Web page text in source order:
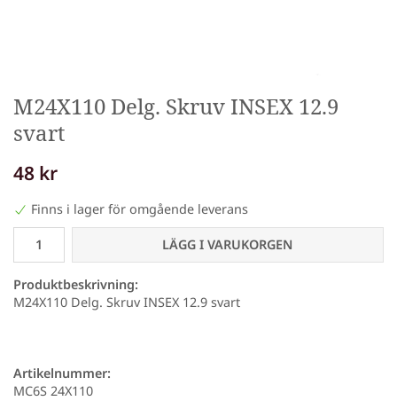
M24X110 Delg. Skruv INSEX 12.9
svart
48 kr
Finns i lager för omgående leverans
LÄGG I VARUKORGEN
Produktbeskrivning:
M24X110 Delg. Skruv INSEX 12.9 svart
Artikelnummer:
MC6S 24X110